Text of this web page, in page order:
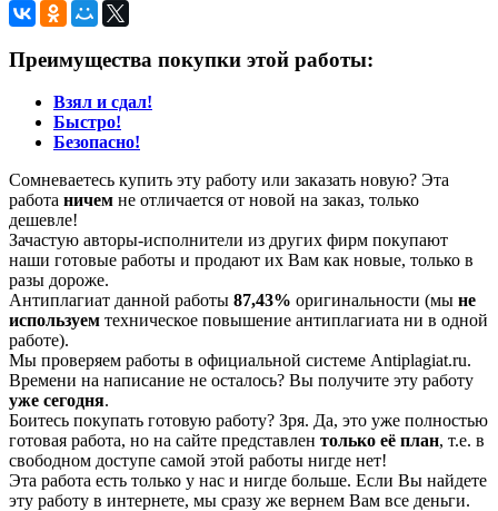
Преимущества покупки этой работы:
Взял и сдал!
Быстро!
Безопасно!
Сомневаетесь купить эту работу или заказать новую? Эта
работа ничем не отличается от новой на заказ, только
дешевле!
Зачастую авторы-исполнители из других фирм покупают
наши готовые работы и продают их Вам как новые, только в
разы дороже.
Антиплагиат данной работы 87,43% оригинальности (мы не
используем техническое повышение антиплагиата ни в одной
работе).
Мы проверяем работы в официальной системе Аntiplagiat.ru.
Времени на написание не осталось? Вы получите эту работу
уже сегодня.
Боитесь покупать готовую работу? Зря. Да, это уже полностью
готовая работа, но на сайте представлен только её план, т.е. в
свободном доступе самой этой работы нигде нет!
Эта работа есть только у нас и нигде больше. Если Вы найдете
эту работу в интернете, мы сразу же вернем Вам все деньги.